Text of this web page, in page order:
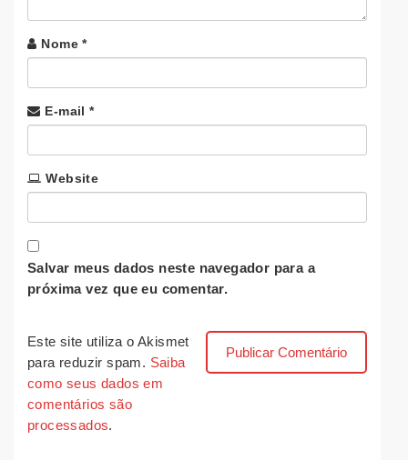
Nome *
E-mail *
Website
Salvar meus dados neste navegador para a
próxima vez que eu comentar.
Este site utiliza o Akismet
para reduzir spam. Saiba
como seus dados em
comentários são
processados.